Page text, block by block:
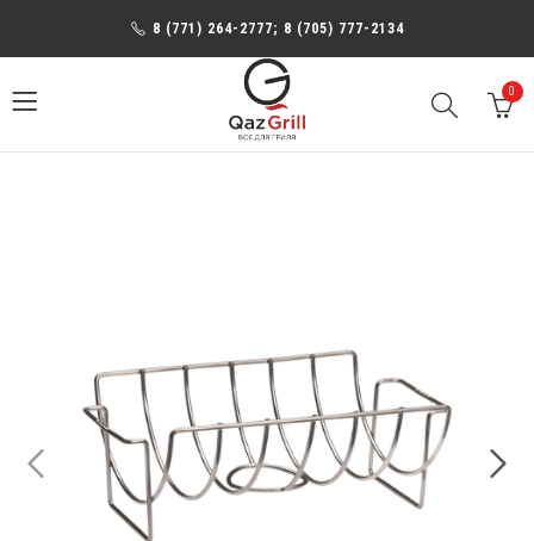
8 (771) 264-2777; 8 (705) 777-2134
0